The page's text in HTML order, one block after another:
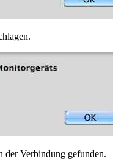
der Verbindung gefunden.